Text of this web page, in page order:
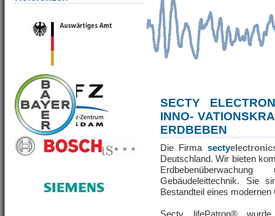
SECTY
INNO-
ERDBEBEN
Die Firma secty
Deutschland. Wir bieten
Gebäudeleittechnik. Sie
Bestandteil eines
Secty lifePatron®